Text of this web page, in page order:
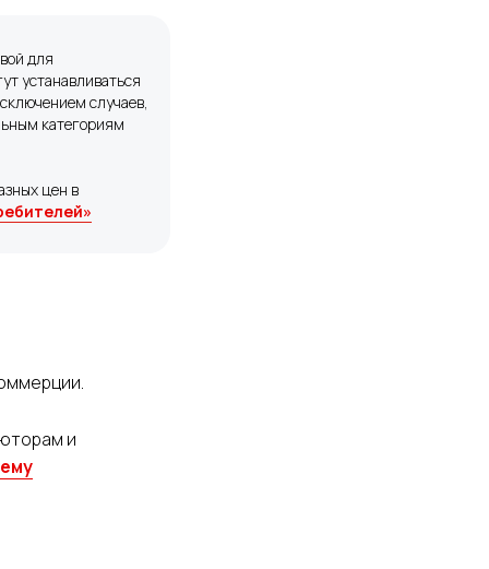
для
устанавливаться
случаев,
категориям
цен в
и